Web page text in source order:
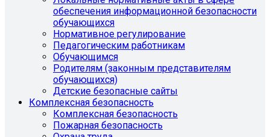
обеспечения информационной безопасности
обучающихся
Нормативное регулирование
Педагогическим работникам
Обучающимся
Родителям (законным представителям
обучающихся)
Детские безопасные сайты
Комплексная безопасность
Комплексная безопасность
Пожарная безопасность